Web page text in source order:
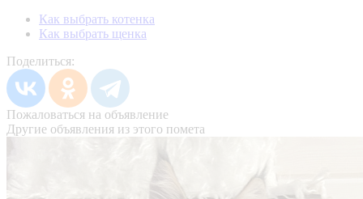
Как выбрать котенка
Как выбрать щенка
Поделиться:
Пожаловаться на объявление
Другие объявления из этого помета